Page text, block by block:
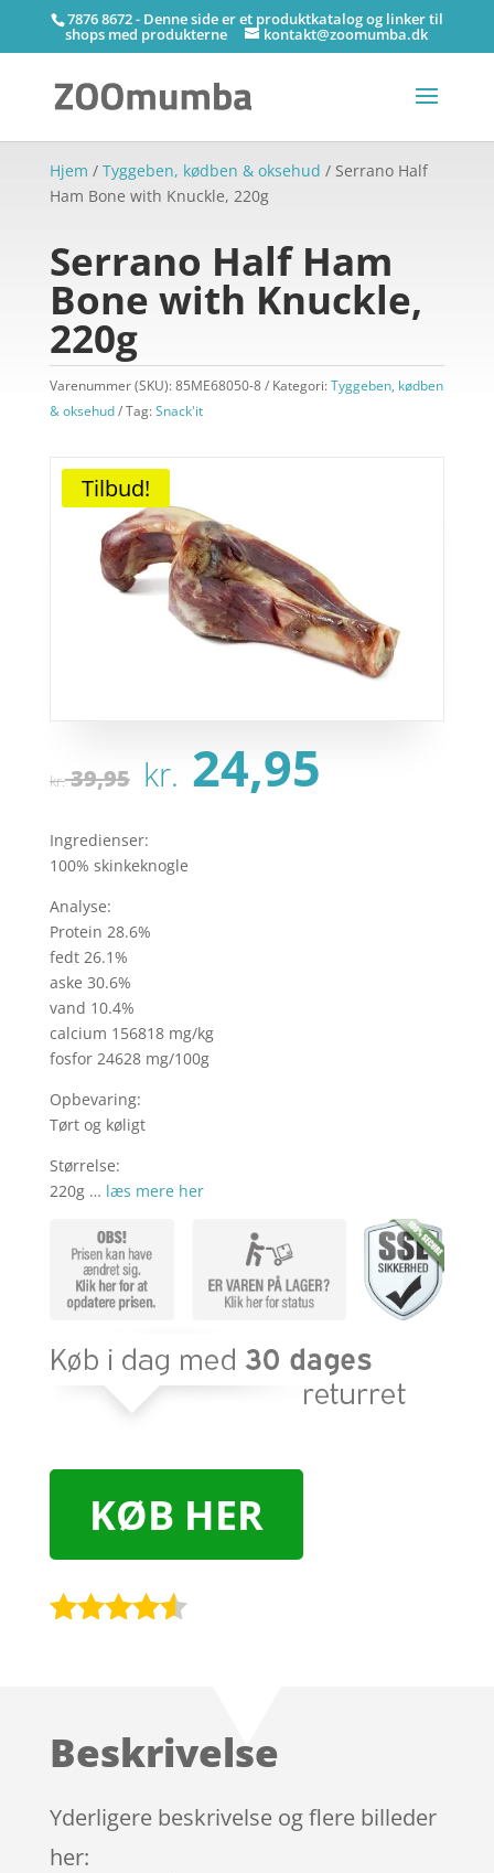
7876 8672 - Denne side er et produktkatalog og linker til
shops med produkterne kontakt@zoomumba.dk
Hjem / Tyggeben, kødben & oksehud / Serrano Half
Ham Bone with Knuckle, 220g
Serrano Half Ham
Bone with Knuckle,
220g
Varenummer (SKU):85ME68050-8 Kategori:Tyggeben, kødben
& oksehud
Tag:Snack'it
Tilbud!
kr.39,95 Den
oprindelige
var:
kr. 39,95.
kr. 24,95
Ingredienser:
100% skinkeknogle
Analyse:
Protein 28.6%
fedt 26.1%
aske 30.6%
vand 10.4%
calcium 156818 mg/kg
fosfor 24628 mg/100g
Opbevaring:
Tørt og køligt
Størrelse:
220g … læs mere her
KØB HER
på
mmelser
Beskrivelse
Yderligere beskrivelse og flere billeder
her: